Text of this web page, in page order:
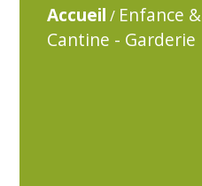
Accueil / Enfance
Cantine - Garderie